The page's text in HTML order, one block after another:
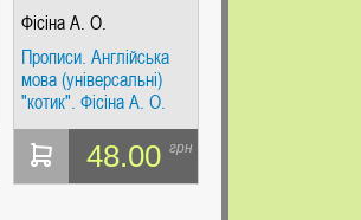
Фісіна А. О.
Прописи. Англійська
мова (універсальні)
"котик". Фісіна А. О.
Торсінг
48.00 грн